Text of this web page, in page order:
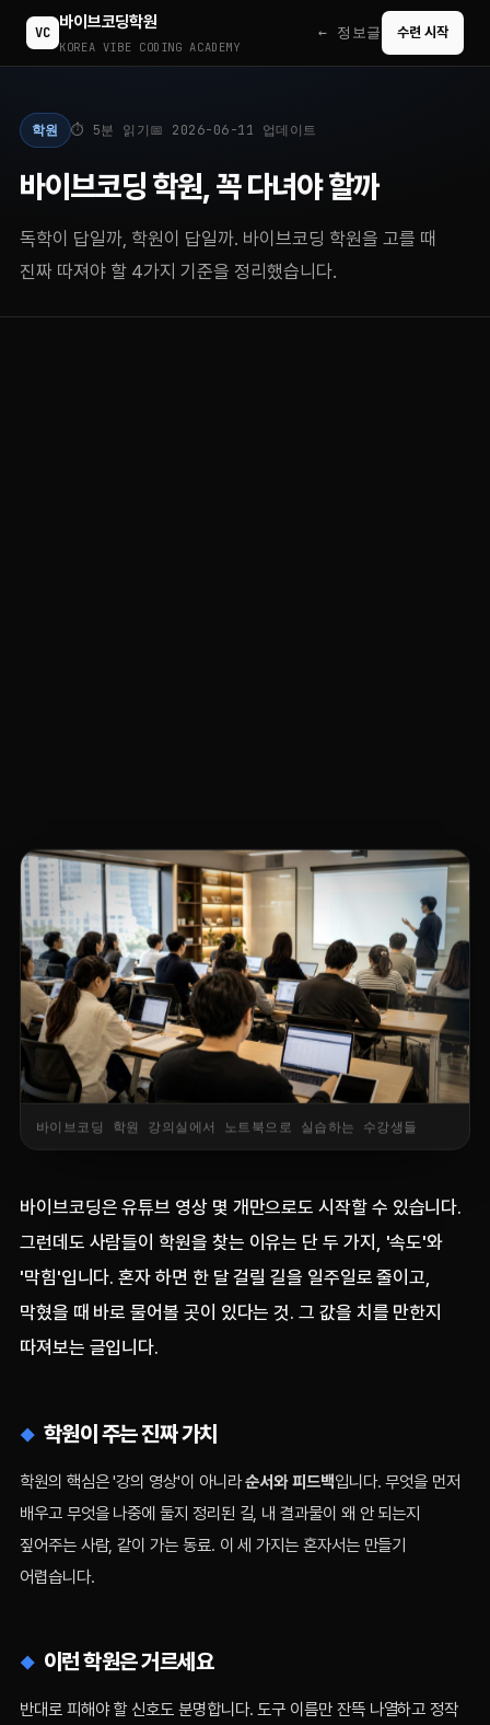
VC
바이브코딩학원
KOREA VIBE CODING ACADEMY
← 정보글 수련 시작
학원 ⏱ 5분 읽기📅 2026-06-11 업데이트
바이브코딩 학원, 꼭 다녀야 할까
독학이 답일까, 학원이 답일까. 바이브코딩 학원을 고를 때
진짜 따져야 할 4가지 기준을 정리했습니다.
바이브코딩 학원 강의실에서 노트북으로 실습하는 수강생들
바이브코딩은 유튜브 영상 몇 개만으로도 시작할 수 있습니다.
그런데도 사람들이 학원을 찾는 이유는 단 두 가지, '속도'와
'막힘'입니다. 혼자 하면 한 달 걸릴 길을 일주일로 줄이고,
막혔을 때 바로 물어볼 곳이 있다는 것. 그 값을 치를 만한지
따져보는 글입니다.
학원이 주는 진짜 가치
학원의 핵심은 '강의 영상'이 아니라순서와 피드백입니다. 무엇을 먼저
배우고 무엇을 나중에 둘지 정리된 길, 내 결과물이 왜 안 되는지
짚어주는 사람, 같이 가는 동료. 이 세 가지는 혼자서는 만들기
어렵습니다.
이런 학원은 거르세요
반대로 피해야 할 신호도 분명합니다. 도구 이름만 잔뜩 나열하고 정작